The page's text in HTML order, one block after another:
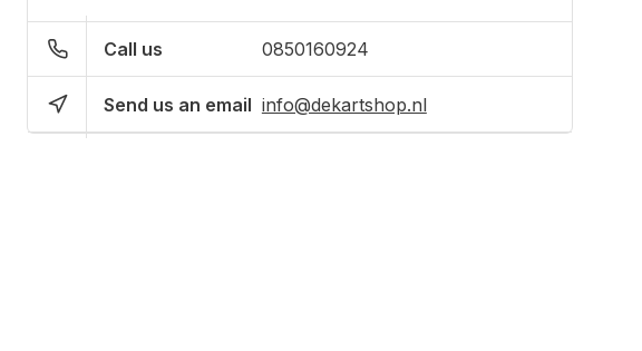
Call us 0850160924
Send us an email info@dekartshop.nl